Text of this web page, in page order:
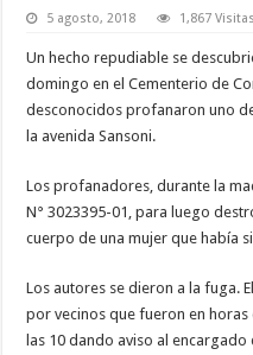
5 agosto, 2018 1,867 Visitas
Un hecho repudiable se
domingo en el Cementerio de
desconocidos profanaron uno
la avenida Sansoni.
Los profanadores, durante la
N° 3023395-01, para luego
cuerpo de una mujer que había
Los autores se dieron a la fuga.
por vecinos que fueron en
las 10 dando aviso al